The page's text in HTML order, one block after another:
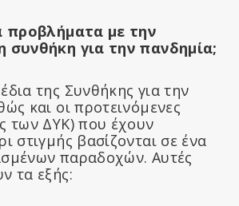
προβλήματα με την
συνθήκη για την πανδημία;
της Συνθήκης για την
και οι προτεινόμενες
των ΔΥΚ) που έχουν
στιγμής βασίζονται σε ένα
παραδοχών. Αυτές
τα εξής: